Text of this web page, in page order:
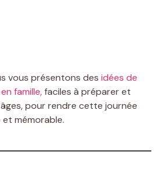
vous présentons des idées de
famille,faciles à préparer et
pour rendre cette journée
mémorable.